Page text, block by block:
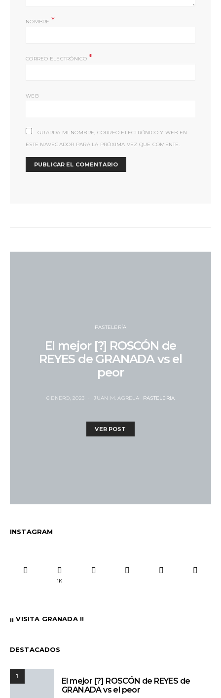
NOMBRE *
CORREO ELECTRÓNICO *
WEB
GUARDA MI NOMBRE, CORREO ELECTRÓNICO Y WEB EN
ESTE NAVEGADOR PARA LA PRÓXIMA VEZ QUE COMENTE.
PASTELERÍA
El mejor [?] ROSCÓN de
REYES de GRANADA vs el
peor
6 ENERO, 2023 JUAN M. AGRELA PASTELERÍA
VER POST
INSTAGRAM
1K
¡¡ VISITA GRANADA !!
DESTACADOS
1
El mejor [?] ROSCÓN de REYES de
GRANADA vs el peor